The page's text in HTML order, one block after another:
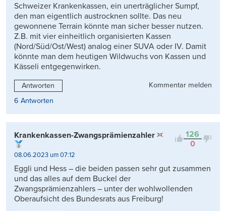
Schweizer Krankenkassen, ein unerträglicher Sumpf,
den man eigentlich austrocknen sollte. Das neu
gewonnene Terrain könnte man sicher besser nutzen.
Z.B. mit vier einheitlich organisierten Kassen
(Nord/Süd/Ost/West) analog einer SUVA oder IV. Damit
könnte man dem heutigen Wildwuchs von Kassen und
Kässeli entgegenwirken.
Antworten
Kommentar melden
6 Antworten
126
0
Krankenkassen-Zwangsprämienzahler
08.06.2023 um 07:12
Eggli und Hess – die beiden passen sehr gut zusammen
und das alles auf dem Buckel der
Zwangsprämienzahlers – unter der wohlwollenden
Oberaufsicht des Bundesrats aus Freiburg!